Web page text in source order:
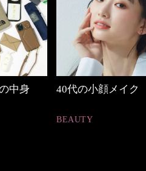
優木まおみさん「